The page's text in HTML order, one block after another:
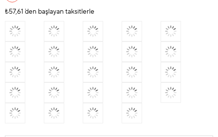
İndirim
₺57,61 `den başlayan taksitlerle